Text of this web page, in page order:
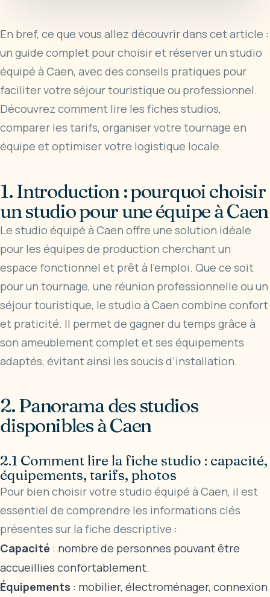
En bref, ce que vous allez découvrir dans cet article :
un guide complet pour choisir et réserver un studio
équipé à Caen, avec des conseils pratiques pour
faciliter votre séjour touristique ou professionnel.
Découvrez comment lire les fiches studios,
comparer les tarifs, organiser votre tournage en
équipe et optimiser votre logistique locale.
1. Introduction : pourquoi choisir
un studio pour une équipe à Caen
Le studio équipé à Caen offre une solution idéale
pour les équipes de production cherchant un
espace fonctionnel et prêt à l’emploi. Que ce soit
pour un tournage, une réunion professionnelle ou un
séjour touristique, le studio à Caen combine confort
et praticité. Il permet de gagner du temps grâce à
son ameublement complet et ses équipements
adaptés, évitant ainsi les soucis d’installation.
2. Panorama des studios
disponibles à Caen
2.1 Comment lire la fiche studio : capacité,
équipements, tarifs, photos
Pour bien choisir votre studio équipé à Caen, il est
essentiel de comprendre les informations clés
présentes sur la fiche descriptive :
Capacité : nombre de personnes pouvant être
accueillies confortablement.
Équipements : mobilier, électroménager, connexion